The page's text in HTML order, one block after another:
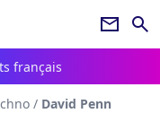
newsletter search
français
/ David Penn